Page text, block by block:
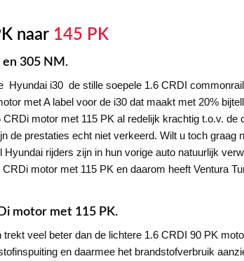
naar 145 PK
en 305 NM.
Hyundai i30 de stille soepele 1.6 CRDI
met A label voor de i30 dat maakt met 20%
motor met 115 PK al redelijk krachtig t.o.v.
de prestaties echt niet verkeerd. Wilt u toch graag
rijders zijn in hun vorige auto natuurlijk
motor met 115 PK en daarom heeft Ventura
motor met 115 PK.
veel beter dan de lichtere 1.6 CRDI 90 PK
en daarmee het brandstofverbruik